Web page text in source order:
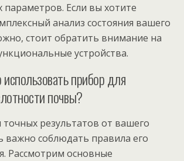
параметров. Если вы хотите
анализ состояния вашего
стоит обратить внимание на
устройства.
прибор для
почвы?
точных результатов от вашего
важно соблюдать правила его
Рассмотрим основные